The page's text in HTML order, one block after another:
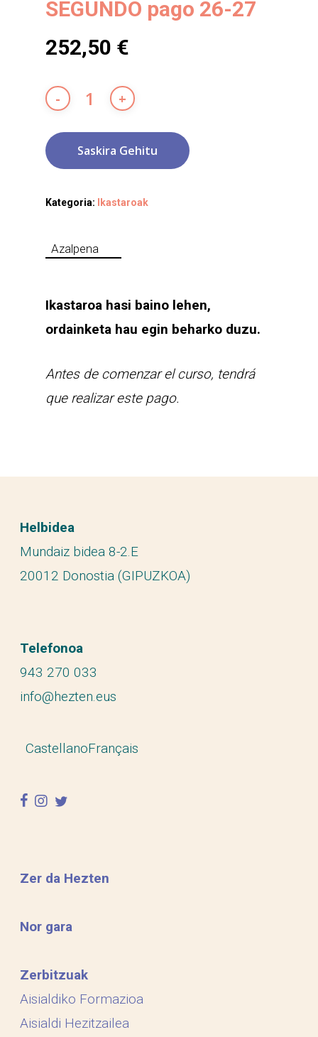
SEGUNDO pago 26-27
252,50 €
Saskira Gehitu
Kategoria: Ikastaroak
Azalpena
Ikastaroa hasi baino lehen,
ordainketa hau egin beharko duzu.
Antes de comenzar el curso, tendrá
que realizar este pago.
Helbidea
Mundaiz bidea 8-2.E
20012 Donostia (GIPUZKOA)
Telefonoa
943 270 033
info@hezten.eus
CastellanoFrançais
facebook
instagram
twitter
Zer da Hezten
Nor gara
Zerbitzuak
Aisialdiko Formazioa
Aisialdi Hezitzailea